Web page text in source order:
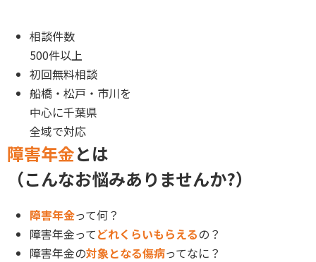
相談件数
500件以上
初回無料相談
船橋・松戸・市川を
中心に千葉県
全域で対応
障害年金とは
（こんなお悩みありませんか?）
障害年金って何？
障害年金ってどれくらいもらえるの？
障害年金の対象となる傷病ってなに？